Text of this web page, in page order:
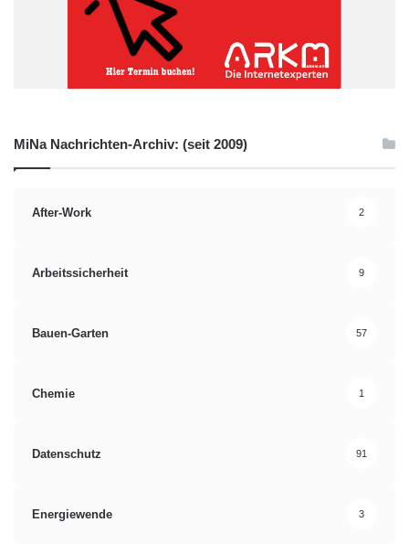
MiNa Nachrichten-Archiv: (seit 2009)
After-Work 2
Arbeitssicherheit 9
Bauen-Garten 57
Chemie 1
Datenschutz 91
Energiewende 3